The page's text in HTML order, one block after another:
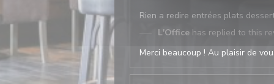
Rien a redire entrées plats
L'Office has replied to this
Merci beaucoup ! Au plaisir de